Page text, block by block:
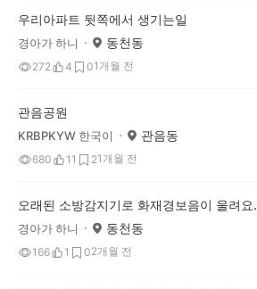
우리아파트 뒷쪽에서 생기는일
경아가 하니 동천동
272 4 01개월 전
관음공원
KRBPKYW 한국이 관음동
680 11 21개월 전
오래된 소방감지기로 화재경보음이 울려요.
경아가 하니 동천동
166 1 02개월 전